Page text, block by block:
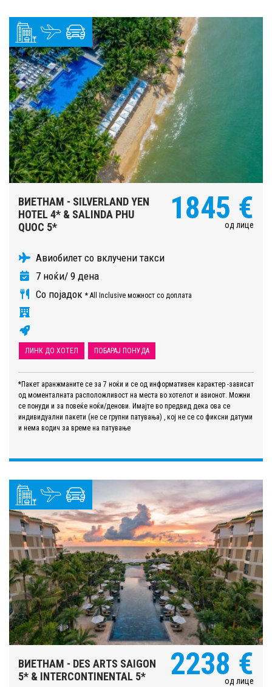
ВИЕТНАМ - SILVERLAND YEN
HOTEL 4* & SALINDA PHU
QUOC 5*
1845 €
од лице
Авиобилет со вклучени такси
7 ноќи/ 9 дена
Со појадок * All Inclusive можност со доплата
ЛИНК ДО ХОТЕЛ ПОБАРАЈ ПОНУДА
*Пакет аранжманите се за 7 ноќи и се од информативен карактер -зависат
од моменталната расположливост на места во хотелот и авионот. Можни
се понуди и за повеќе ноќи/денови. Имајте во предвид дека ова се
индивидуални пакети (не се групни патувања) , кој не се со фиксни датуми
и нема водич за време на патување
ВИЕТНАМ - DES ARTS SAIGON
5* & INTERCONTINENTAL 5*
2238 €
од лице